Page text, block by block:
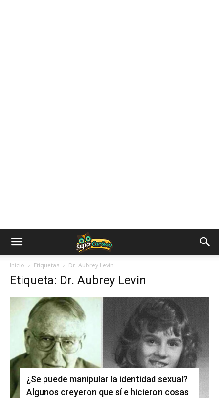
Inicio Etiquetas Dr. Aubrey Levin
Etiqueta: Dr. Aubrey Levin
¿Se puede manipular la identidad sexual?
Algunos creyeron que sí e hicieron cosas